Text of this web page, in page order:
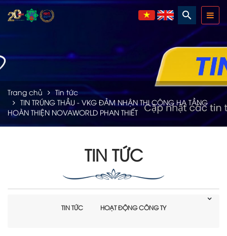
search
Trang chủ
Tin tức
TIN TRÚNG THẦU - VKG ĐẢM NHẬN THI CÔNG HẠ TẦNG
HOÀN THIỆN NOVAWORLD PHAN THIẾT
TIN TỨC
TIN TỨC HOẠT ĐỘNG CÔNG TY